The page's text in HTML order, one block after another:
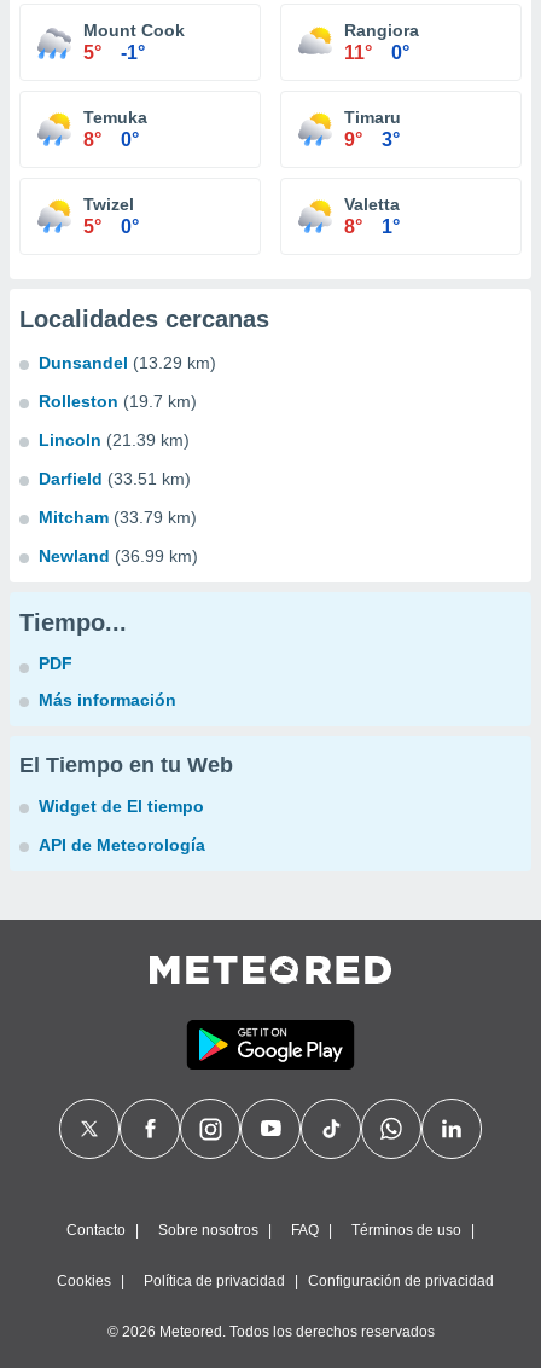
Mount Cook
5° -1°
Rangiora
11° 0°
Temuka
8° 0°
Timaru
9° 3°
Twizel
5° 0°
Valetta
8° 1°
Localidades cercanas
Dunsandel (13.29 km)
Rolleston (19.7 km)
Lincoln (21.39 km)
Darfield (33.51 km)
Mitcham (33.79 km)
Newland (36.99 km)
Tiempo...
PDF
Más información
El Tiempo en tu Web
Widget de El tiempo
API de Meteorología
Contacto Sobre nosotros FAQ Términos de uso
Cookies Política de privacidad Configuración de privacidad
© 2026 Meteored. Todos los derechos reservados